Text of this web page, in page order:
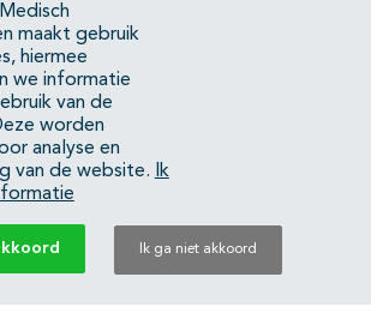
Specialisten:40483480
maakt gebruik
hiermee
we informatie
van de
worden
analyse en
van de website.
Ik
Ik ga niet akkoord